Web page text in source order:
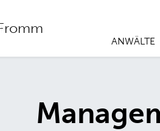
ANWÄLTE